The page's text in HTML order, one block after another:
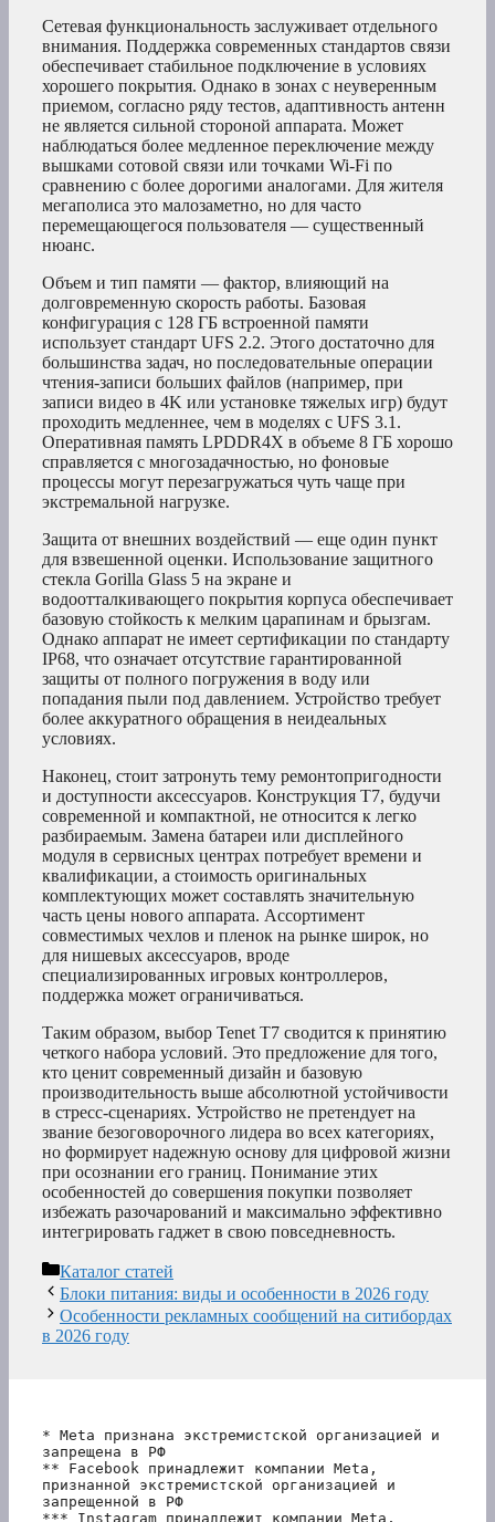
Сетевая функциональность заслуживает отдельного
внимания. Поддержка современных стандартов связи
обеспечивает стабильное подключение в условиях
хорошего покрытия. Однако в зонах с неуверенным
приемом, согласно ряду тестов, адаптивность антенн
не является сильной стороной аппарата. Может
наблюдаться более медленное переключение между
вышками сотовой связи или точками Wi-Fi по
сравнению с более дорогими аналогами. Для жителя
мегаполиса это малозаметно, но для часто
перемещающегося пользователя — существенный
нюанс.
Объем и тип памяти — фактор, влияющий на
долговременную скорость работы. Базовая
конфигурация с 128 ГБ встроенной памяти
использует стандарт UFS 2.2. Этого достаточно для
большинства задач, но последовательные операции
чтения-записи больших файлов (например, при
записи видео в 4K или установке тяжелых игр) будут
проходить медленнее, чем в моделях с UFS 3.1.
Оперативная память LPDDR4X в объеме 8 ГБ хорошо
справляется с многозадачностью, но фоновые
процессы могут перезагружаться чуть чаще при
экстремальной нагрузке.
Защита от внешних воздействий — еще один пункт
для взвешенной оценки. Использование защитного
стекла Gorilla Glass 5 на экране и
водоотталкивающего покрытия корпуса обеспечивает
базовую стойкость к мелким царапинам и брызгам.
Однако аппарат не имеет сертификации по стандарту
IP68, что означает отсутствие гарантированной
защиты от полного погружения в воду или
попадания пыли под давлением. Устройство требует
более аккуратного обращения в неидеальных
условиях.
Наконец, стоит затронуть тему ремонтопригодности
и доступности аксессуаров. Конструкция T7, будучи
современной и компактной, не относится к легко
разбираемым. Замена батареи или дисплейного
модуля в сервисных центрах потребует времени и
квалификации, а стоимость оригинальных
комплектующих может составлять значительную
часть цены нового аппарата. Ассортимент
совместимых чехлов и пленок на рынке широк, но
для нишевых аксессуаров, вроде
специализированных игровых контроллеров,
поддержка может ограничиваться.
Таким образом, выбор Tenet T7 сводится к принятию
четкого набора условий. Это предложение для того,
кто ценит современный дизайн и базовую
производительность выше абсолютной устойчивости
в стресс-сценариях. Устройство не претендует на
звание безоговорочного лидера во всех категориях,
но формирует надежную основу для цифровой жизни
при осознании его границ. Понимание этих
особенностей до совершения покупки позволяет
избежать разочарований и максимально эффективно
интегрировать гаджет в свою повседневность.
Рубрики
Каталог статей
Блоки питания: виды и особенности в 2026 году
Особенности рекламных сообщений на ситибордах
в 2026 году
* Meta признана экстремистской организацией и
запрещена в РФ
** Facebook принадлежит компании Meta,
признанной экстремистской организацией и
запрещенной в РФ
*** Instagram принадлежит компании Meta,